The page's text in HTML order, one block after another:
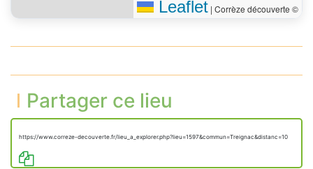
Leaflet | Corrèze découverte ©
Partager ce lieu
https://www.correze-decouverte.fr/lieu_a_explorer.php?lieu=1597&commun=Treignac&distanc=10